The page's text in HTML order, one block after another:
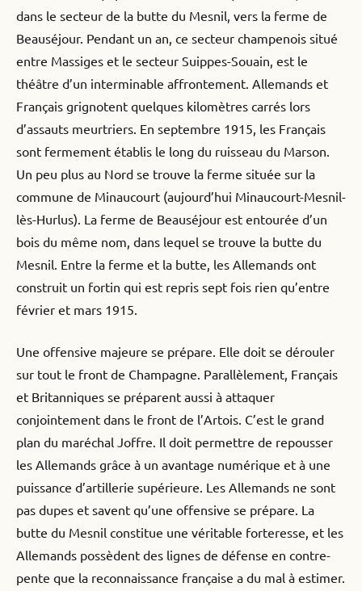
dans le secteur de la butte du Mesnil, vers la ferme de
Beauséjour. Pendant un an, ce secteur champenois situé
entre Massiges et le secteur Suippes-Souain, est le
théâtre d’un interminable affrontement. Allemands et
Français grignotent quelques kilomètres carrés lors
d’assauts meurtriers. En septembre 1915, les Français
sont fermement établis le long du ruisseau du Marson.
Un peu plus au Nord se trouve la ferme située sur la
commune de Minaucourt (aujourd’hui Minaucourt-Mesnil-
lès-Hurlus). La ferme de Beauséjour est entourée d’un
bois du même nom, dans lequel se trouve la butte du
Mesnil. Entre la ferme et la butte, les Allemands ont
construit un fortin qui est repris sept fois rien qu’entre
février et mars 1915.
Une offensive majeure se prépare. Elle doit se dérouler
sur tout le front de Champagne. Parallèlement, Français
et Britanniques se préparent aussi à attaquer
conjointement dans le front de l’Artois. C’est le grand
plan du maréchal Joffre. Il doit permettre de repousser
les Allemands grâce à un avantage numérique et à une
puissance d’artillerie supérieure. Les Allemands ne sont
pas dupes et savent qu’une offensive se prépare. La
butte du Mesnil constitue une véritable forteresse, et les
Allemands possèdent des lignes de défense en contre-
pente que la reconnaissance française a du mal à estimer.